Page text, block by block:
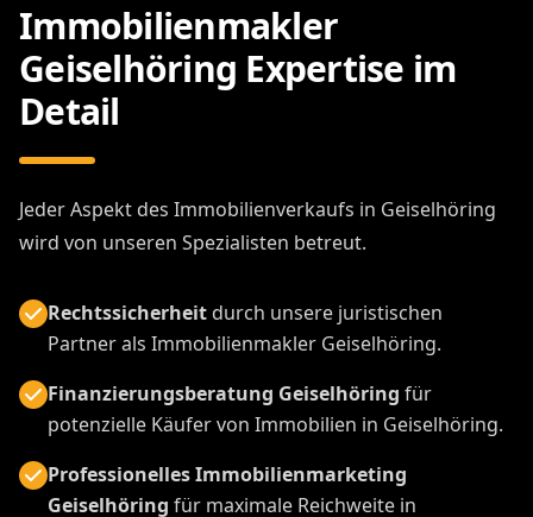
Immobilienmakler
Geiselhöring Expertise im
Detail
Jeder Aspekt des Immobilienverkaufs in Geiselhöring
wird von unseren Spezialisten betreut.
Rechtssicherheitdurch unsere juristischen
Partner als Immobilienmakler Geiselhöring.
Finanzierungsberatung Geiselhöring für
potenzielle Käufer von Immobilien in Geiselhöring.
Professionelles Immobilienmarketing
Geiselhöring für maximale Reichweite in